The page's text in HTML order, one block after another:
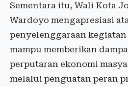
Sementara itu, Wali Kota
Wardoyo mengapresiasi
penyelenggaraan
mampu memberikan
perputaran ekonomi
melalui penguatan peran